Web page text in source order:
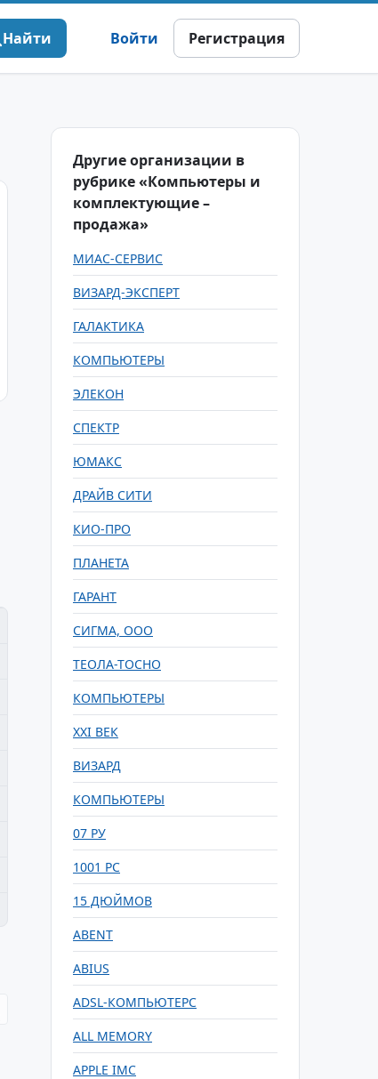
Найти Войти Регистрация
Другие организации в
рубрике «Компьютеры и
комплектующие –
продажа»
МИАС-СЕРВИС
ВИЗАРД-ЭКСПЕРТ
ГАЛАКТИКА
КОМПЬЮТЕРЫ
ЭЛЕКОН
СПЕКТР
ЮМАКС
ДРАЙВ СИТИ
КИО-ПРО
ПЛАНЕТА
ГАРАНТ
СИГМА, ООО
ТЕОЛА-ТОСНО
КОМПЬЮТЕРЫ
XXI ВЕК
ВИЗАРД
КОМПЬЮТЕРЫ
07 РУ
1001 РС
15 ДЮЙМОВ
ABENT
ABIUS
ADSL-КОМПЬЮТЕРС
ALL MEMORY
APPLE IMC